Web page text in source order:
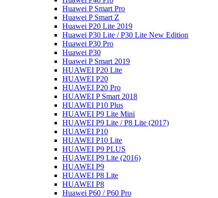
Huawei P Smart Pro
Huawei P Smart Z
Huawei P20 Lite 2019
Huawei P30 Lite / P30 Lite New Edition
Huawei P30 Pro
Huawei P30
Huawei P Smart 2019
HUAWEI P20 Lite
HUAWEI P20
HUAWEI P20 Pro
HUAWEI P Smart 2018
HUAWEI P10 Plus
HUAWEI P9 Lite Mini
HUAWEI P9 Lite / P8 Lite (2017)
HUAWEI P10
HUAWEI P10 Lite
HUAWEI P9 PLUS
HUAWEI P9 Lite (2016)
HUAWEI P9
HUAWEI P8 Lite
HUAWEI P8
Huawei P60 / P60 Pro